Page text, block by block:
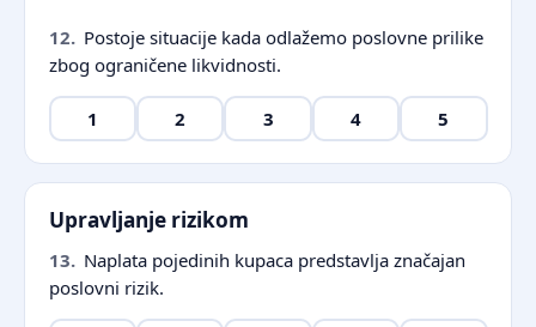
12. Postoje situacije kada odlažemo poslovne prilike
zbog ograničene likvidnosti.
1 2 3 4 5
Upravljanje rizikom
13. Naplata pojedinih kupaca predstavlja značajan
poslovni rizik.